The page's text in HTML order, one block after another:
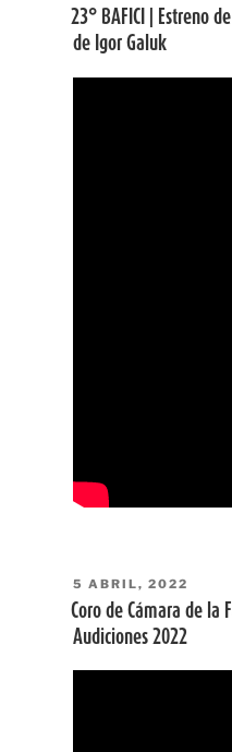
EL
23° BAFICI | Estreno de
de Igor Galuk
PUBLICADO
EL
5 ABRIL, 2022
Coro de Cámara de la
Audiciones 2022